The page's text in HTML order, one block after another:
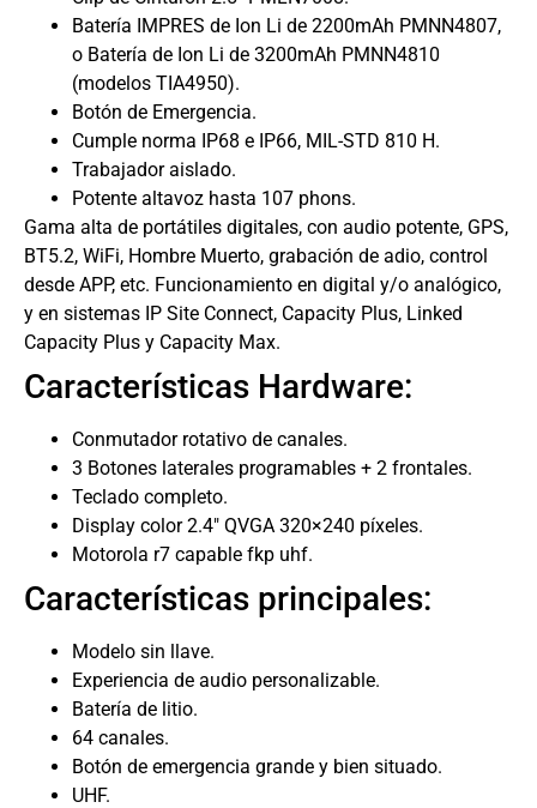
Batería IMPRES de Ion Li de 2200mAh PMNN4807,
o Batería de Ion Li de 3200mAh PMNN4810
(modelos TIA4950).
Botón de Emergencia.
Cumple norma IP68 e IP66, MIL-STD 810 H.
Trabajador aislado.
Potente altavoz hasta 107 phons.
Gama alta de portátiles digitales, con audio potente, GPS,
BT5.2, WiFi, Hombre Muerto, grabación de adio, control
desde APP, etc. Funcionamiento en digital y/o analógico,
y en sistemas IP Site Connect, Capacity Plus, Linked
Capacity Plus y Capacity Max.
Características Hardware:
Conmutador rotativo de canales.
3 Botones laterales programables + 2 frontales.
Teclado completo.
Display color 2.4″ QVGA 320×240 píxeles.
Motorola r7 capable fkp uhf.
Características principales:
Modelo sin llave.
Experiencia de audio personalizable.
Batería de litio.
64 canales.
Botón de emergencia grande y bien situado.
UHF.